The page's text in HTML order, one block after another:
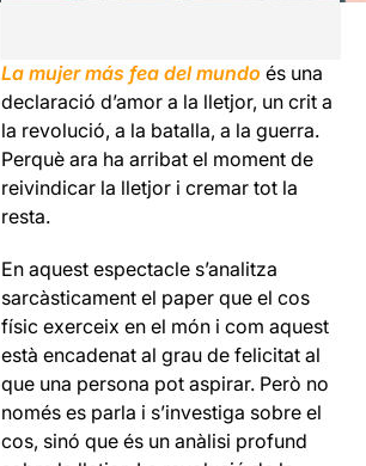
La mujer más fea del mundo és una
declaració d’amor a la lletjor, un crit a
la revolució, a la batalla, a la guerra.
Perquè ara ha arribat el moment de
reivindicar la lletjor i cremar tot la
resta.
En aquest espectacle s’analitza
sarcàsticament el paper que el cos
físic exerceix en el món i com aquest
està encadenat al grau de felicitat al
que una persona pot aspirar. Però no
només es parla i s’investiga sobre el
cos, sinó que és un anàlisi profund